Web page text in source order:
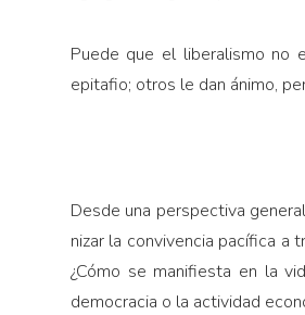
Puede que el libe­ralismo no
epitafio; otros le dan áni­mo,
Desde una perspectiva
nizar la convivencia pa­cífica
¿Cómo se manifiesta en la
democracia o la actividad